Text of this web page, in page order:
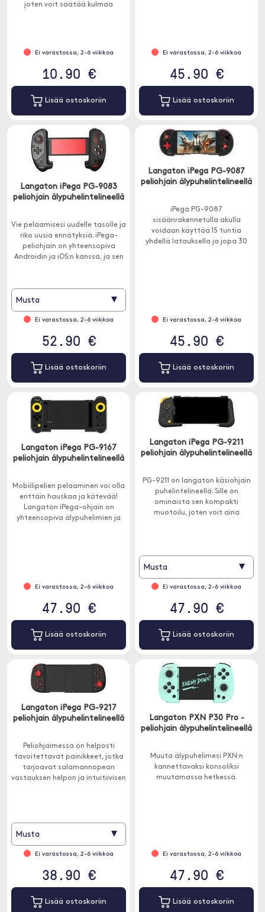
joten voit säätää kulmaa
Ei varastossa, 2-6 viikkoa
10.90 €
Lisää ostoskoriin
Ei varastossa, 2-6 viikkoa
45.90 €
Lisää ostoskoriin
Langaton iPega PG-9083
peliohjain älypuhelintelineellä
Vie pelaamisesi uudelle tasolle ja
riko uusia ennätyksiä. iPega-
peliohjain on yhteensopiva
Androidin ja iOS:n kanssa, ja sen
laitteita.
Musta ▾
Ei varastossa, 2-6 viikkoa
52.90 €
Lisää ostoskoriin
Langaton iPega PG-9087
peliohjain älypuhelintelineellä
iPega PG-9087
sisäänrakennetulla akulla
voidaan käyttää 15 tuntia
yhdellä latauksella ja jopa 30
Ei varastossa, 2-6 viikkoa
45.90 €
Lisää ostoskoriin
Langaton iPega PG-9167
peliohjain älypuhelintelineellä
Mobiilipelien pelaaminen voi olla
erittäin hauskaa ja kätevää!
Langaton iPega-ohjain on
yhteensopiva älypuhelimien ja
Ei varastossa, 2-6 viikkoa
47.90 €
Lisää ostoskoriin
Langaton iPega PG-9211
peliohjain älypuhelintelineellä
PG-9211 on langaton käsiohjain
puhelintelineellä. Sille on
ominaista sen kompakti
muotoilu, joten voit aina
Musta ▾
Ei varastossa, 2-6 viikkoa
47.90 €
Lisää ostoskoriin
Langaton iPega PG-9217
peliohjain älypuhelintelineellä
Peliohjaimessa on helposti
tavoitettavat painikkeet, jotka
tarjoavat salamannopean
vastauksen helpon ja intuitiivisen
Musta ▾
Ei varastossa, 2-6 viikkoa
38.90 €
Lisää ostoskoriin
Langaton PXN P30 Pro -
peliohjain älypuhelintelineellä
Muuta älypuhelimesi PXN:n
kannettavaksi konsoliksi
muutamassa hetkessä.
Ei varastossa, 2-6 viikkoa
47.90 €
Lisää ostoskoriin